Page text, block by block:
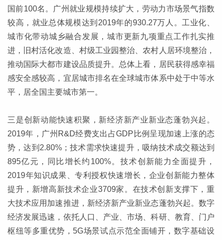
国前100名。广州就业规模持续扩大，劳动力市场景气指数
较高，就业总体规模达到2019年的930.27万人。工业化、
城市化带动城乡融合发展，城市更新九项重点工作扎实推
进，旧村活化改造、村级工业园整治、农村人居环境整治，
推动国际大都市建设品质提升。总体上看，居民获得感幸福
感安全感较高，宜居城市排名在全球城市体系中处于中等水
平，居全国主要城市第一。
三是创新动能快速积聚，新经济新产业新业态蓬勃兴起。
2019年，广州R&D经费支出占GDP比例呈现加速上涨的态
势，达到2.80%；技术需求快速提升，吸纳技术成交额达到
895亿元，同比增长约100%。技术创新能力全面提升，
2019年知识成果、专利授权快速增长，企业创新能力整体
提升，新增高新技术企业3709家。在技术创新支撑下，重
大技术应用加速推进，新经济新产业新业态蓬勃兴起。数字
经济发展迅速，依托人口、产业、市场、科研、教育、门户
枢纽等多重优势，5G场景试点示范全面铺开，数字基础设